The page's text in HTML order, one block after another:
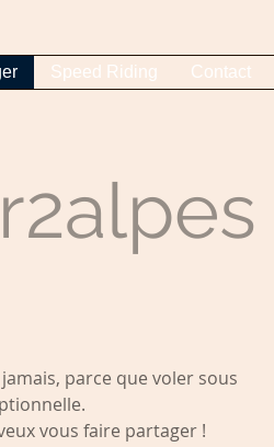
Speed Riding Contact
parce que voler sous
vous faire partager !